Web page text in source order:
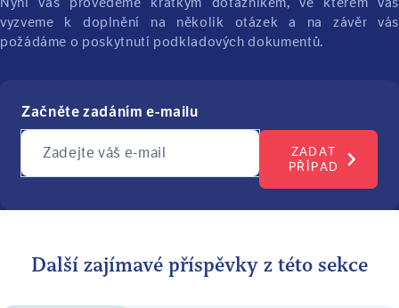
vyzveme k doplnění na několik otázek a na závěr vás
požádáme o poskytnutí podkladových dokumentů.
Začněte zadáním e-mailu
Zadejte váš e-mail
ZADAT
PŘÍPAD
Další zajímavé příspěvky z této sekce